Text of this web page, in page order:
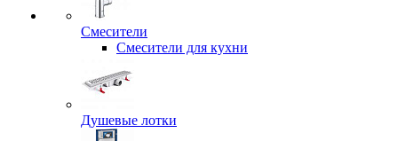
Смесители
Смесители для кухни
Душевые лотки